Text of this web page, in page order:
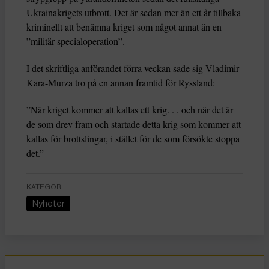
Ukrainakrigets utbrott. Det är sedan mer än ett år tillbaka
kriminellt att benämna kriget som något annat än en
”militär specialoperation”.
I det skriftliga anförandet förra veckan sade sig Vladimir
Kara-Murza tro på en annan framtid för Ryssland:
”När kriget kommer att kallas ett krig. . . och när det är
de som drev fram och startade detta krig som kommer att
kallas för brottslingar, i stället för de som försökte stoppa
det.”
KATEGORI
Nyheter